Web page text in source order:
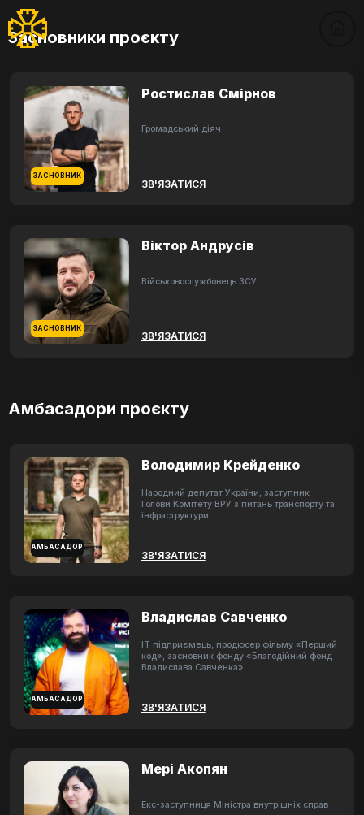
Засновники проєкту
ЗАСНОВНИК
Ростислав Смірнов
Громадський діяч
ЗВ'ЯЗАТИСЯ
ЗАСНОВНИК
Віктор Андрусів
Військовослужбовець ЗСУ
ЗВ'ЯЗАТИСЯ
Амбасадори проєкту
АМБАСАДОР
Володимир Крейденко
Народний депутат України, заступник
Голови Комітету ВРУ з питань транспорту та
інфраструктури
ЗВ'ЯЗАТИСЯ
АМБАСАДОР
Владислав Савченко
ІТ підприємець, продюсер фільму «Перший
код», засновник фонду «Благодійний фонд
Владислава Савченка»
ЗВ'ЯЗАТИСЯ
Мері Акопян
Екс-заступниця Міністра внутрішніх справ